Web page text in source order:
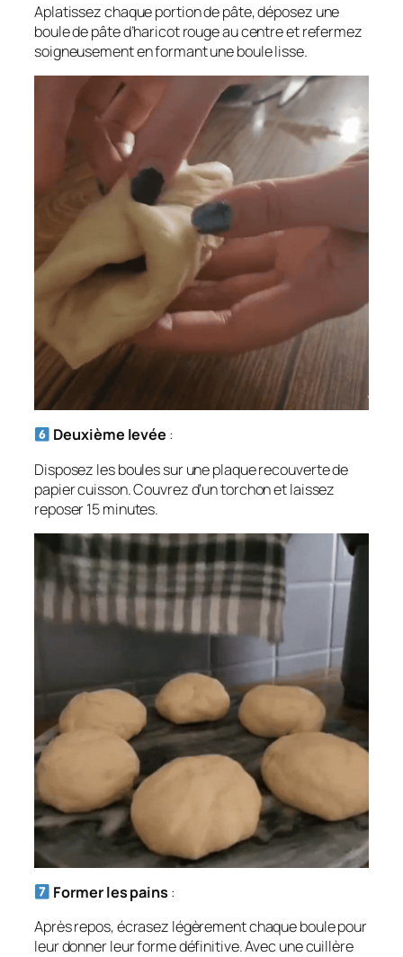
Aplatissez chaque portion de pâte, déposez une
boule de pâte d’haricot rouge au centre et refermez
soigneusement en formant une boule lisse.
Deuxième levée :
Disposez les boules sur une plaque recouverte de
papier cuisson. Couvrez d’un torchon et laissez
reposer 15 minutes.
Former les pains :
Après repos, écrasez légèrement chaque boule pour
leur donner leur forme définitive. Avec une cuillère